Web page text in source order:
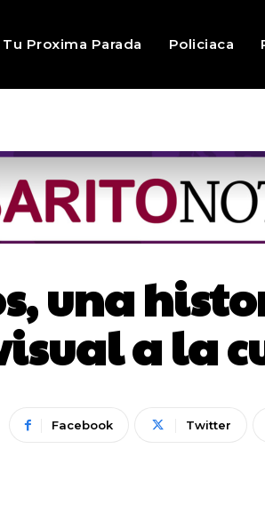
Tu Proxima Parada Policiaca
una
a la
Facebook Twitter